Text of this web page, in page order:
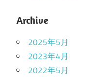
Archive
2025年5月
2023年4月
2022年5月